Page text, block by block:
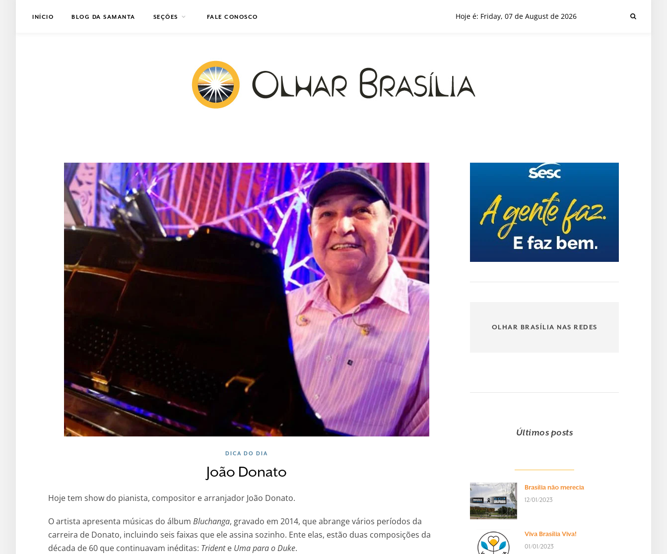
Hoje é: Friday, 07 de August de 2026
INÍCIO BLOG DA SAMANTA SEÇÕES FALE CONOSCO
DICA DO DIA
João Donato
Hoje tem show do pianista, compositor e arranjador João Donato.
O artista apresenta músicas do álbum Bluchanga, gravado em 2014, que abrange vários períodos da
carreira de Donato, incluindo seis faixas que ele assina sozinho. Ente elas, estão duas composições da
década de 60 que continuavam inéditas: Tridente Uma para o Duke.
OLHAR BRASÍLIA NAS REDES
Últimos posts
Brasília não merecia
12/01/2023
Viva Brasília Viva!
01/01/2023